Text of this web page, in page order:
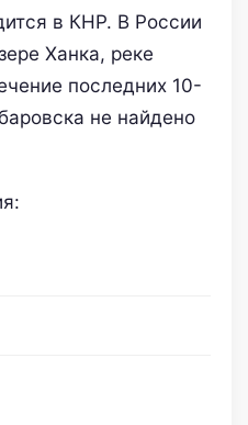
в КНР. В России
Ханка, реке
последних 10-
не найдено